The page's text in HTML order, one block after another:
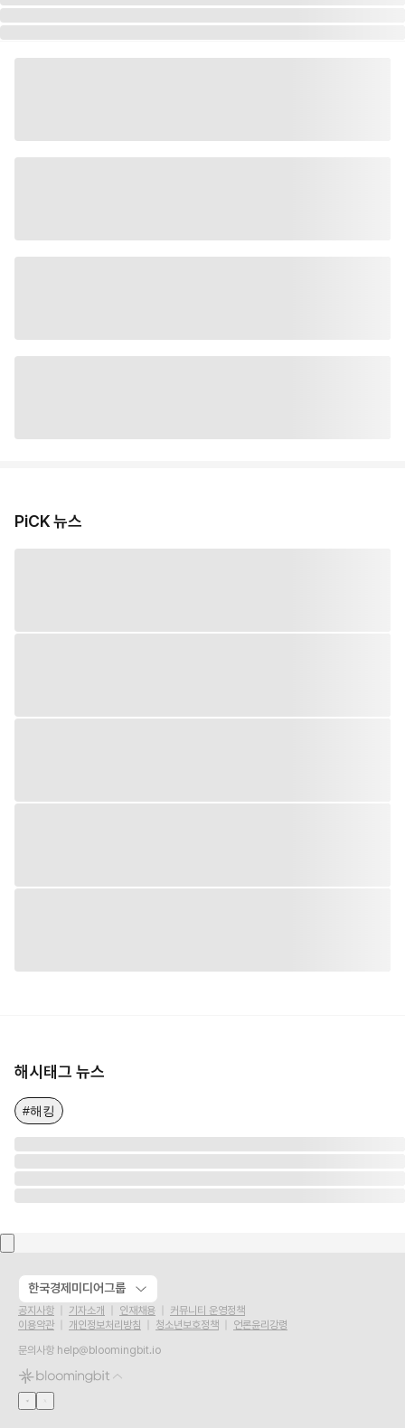
PiCK 뉴스
해시태그 뉴스
#해킹
한국경제미디어그룹
공지사항 기자소개 인재채용
커뮤니티 운영정책
이용약관
개인정보처리방침 청소년보호정책
언론윤리강령
문의사항 help@bloomingbit.io